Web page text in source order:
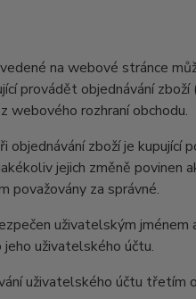
na webové stránce
provádět objednávání zboží
webového rozhraní obchodu.
zboží je kupující
jejich změně
považovány za správné.
uživatelským jménem
uživatelského účtu.
uživatelského účtu třetím